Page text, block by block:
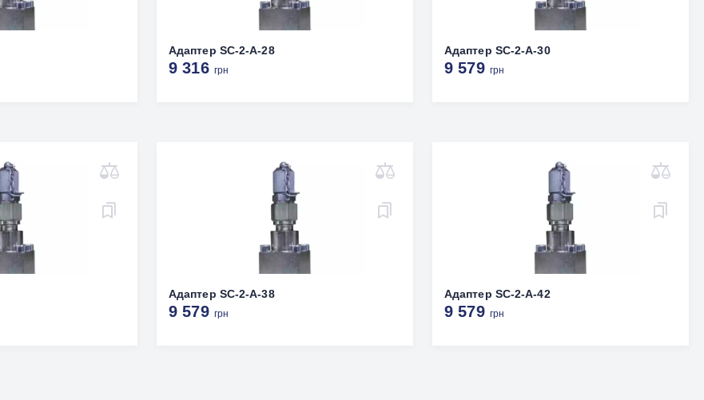
Адаптер SC-2-A-28
9 316 грн
Адаптер SC-2-A-30
9 579 грн
Адаптер SC-2-A-38
9 579 грн
Адаптер SC-2-A-42
9 579 грн